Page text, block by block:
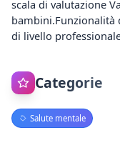
scala di valutazione
bambini.Funzionalità
di livello
Categorie
Salute mentale